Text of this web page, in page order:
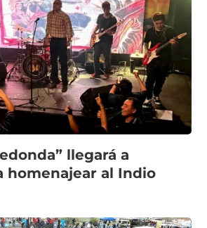
llegará a
homenajear al Indio